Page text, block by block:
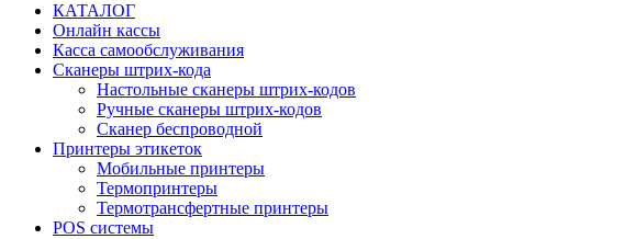
КАТАЛОГ
Онлайн кассы
Касса самообслуживания
Сканеры штрих-кода
Настольные сканеры штрих-кодов
Ручные сканеры штрих-кодов
Сканер беспроводной
Принтеры этикеток
Мобильные принтеры
Термопринтеры
Термотрансфертные принтеры
POS системы